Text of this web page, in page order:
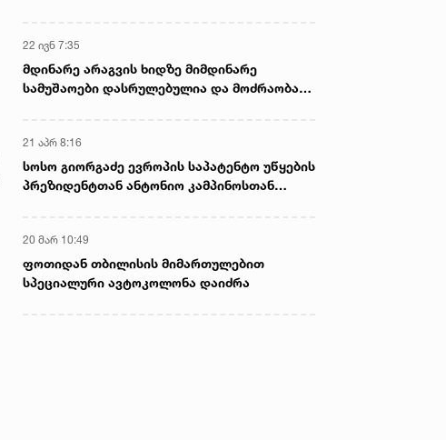
22 ივნ 7:35
მდინარე არაგვის ხიდზე მიმდინარე
სამუშაოები დასრულებულია და მოძრაობა
21 აპრ 8:16
სოსო გიორგაძე ევროპის საპატენტო უწყების
პრეზიდენტთან ანტონიო კამპინოსთან
20 მარ 10:49
ფოთიდან თბილისის მიმართულებით
სპეციალური ავტოკოლონა დაიძრა